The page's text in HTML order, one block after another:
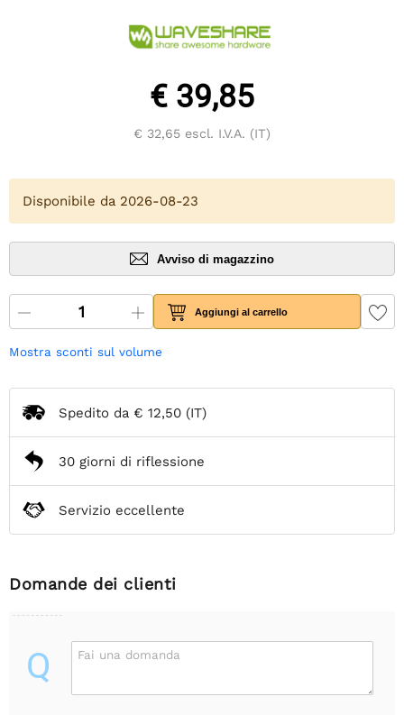
€ 39,85
€ 32,65 escl. I.V.A. (IT)
Disponibile da 2026-08-23
Avviso di magazzino
Aggiungi al carrello
Mostra sconti sul volume
Spedito da € 12,50 (IT)
30 giorni di riflessione
Servizio eccellente
Domande dei clienti
Q Fai una domanda